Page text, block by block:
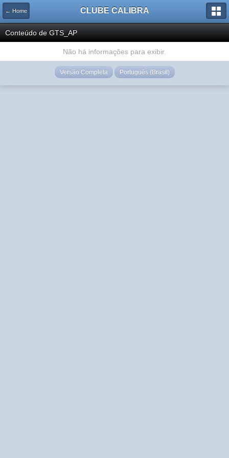
← Home CLUBE CALIBRA
Conteúdo de GTS_AP
Não há informações para exibir.
Versão Completa Português (Brasil)